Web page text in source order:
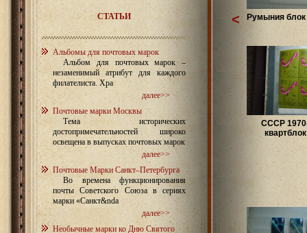
СТАТЬИ
Альбомы для почтовых марок
Альбом для почтовых марок –
незаменимый атрибут для каждого
филателиста. Хра
далее>>
Почтовые марки Москвы
Тема исторических
достопримечательностей широко
освещена в выпусках почтовых марок
далее>>
Почтовые Марки Санкт–Петербурга
Во времена функционирования
почты Советского Союза в сериях
марки «Санкт&nda
далее>>
Необычные марки ко Дню Святого
Румыния блок
СССР
<